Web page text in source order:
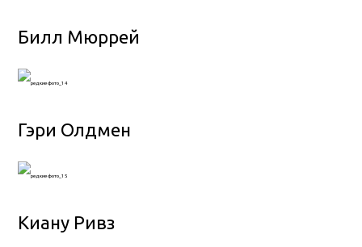
Билл Мюррей
Гэри Олдмен
Киану Ривз